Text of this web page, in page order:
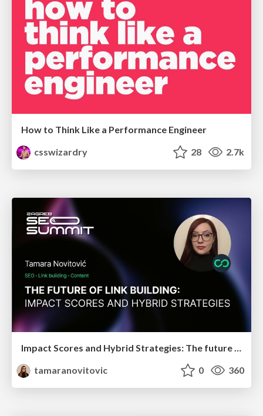
How to Think Like a Performance Engineer
csswizardry
28 2.7k
Impact Scores and Hybrid Strategies: The future of link building
tamaranovitovic
0 360